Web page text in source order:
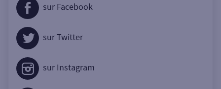
sur Facebook
sur Twitter
sur Instagram